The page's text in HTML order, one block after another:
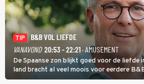
TIP
B&B VOL LIEFDE
VANAVOND 20:53 - 22:21· AMUSEMENT
De Spaanse zon blijkt goed voor de liefde
land bracht al veel moois voor eerdere
partners. Ook Paul runt zijn gastenverblijf